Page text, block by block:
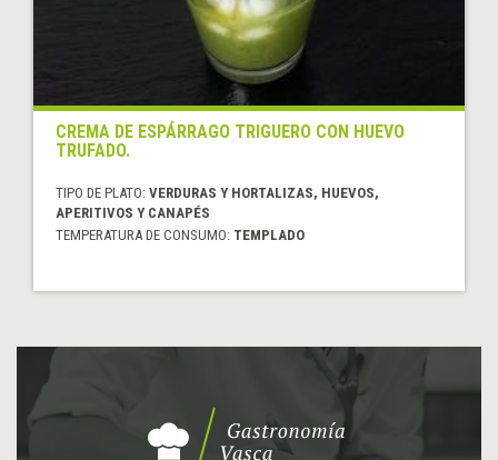
CREMA DE ESPÁRRAGO TRIGUERO CON HUEVO
TRUFADO.
TIPO DE PLATO: VERDURAS Y HORTALIZAS, HUEVOS,
APERITIVOS Y CANAPÉS
TEMPERATURA DE CONSUMO: TEMPLADO